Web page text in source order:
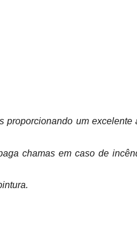
um excelente
chamas em caso de